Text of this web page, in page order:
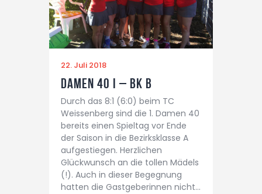
22. Juli 2018
Damen 40 I – BK B
Durch das 8:1 (6:0) beim TC
Weissenberg sind die 1. Damen 40
bereits einen Spieltag vor Ende
der Saison in die Bezirksklasse A
aufgestiegen. Herzlichen
Glückwunsch an die tollen Mädels
(!). Auch in dieser Begegnung
hatten die Gastgeberinnen nicht…